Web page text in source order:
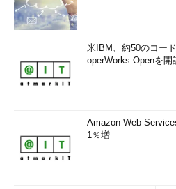
米IBM、約50のコー
operWorks Openを開
Amazon Web
1％増